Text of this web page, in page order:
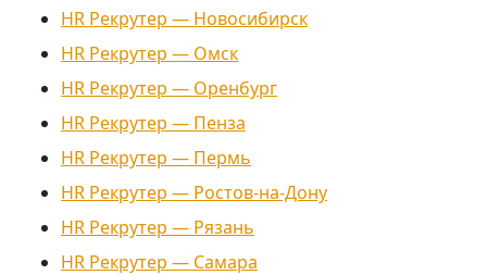
HR Рекрутер — Новосибирск
HR Рекрутер — Омск
HR Рекрутер — Оренбург
HR Рекрутер — Пенза
HR Рекрутер — Пермь
HR Рекрутер — Ростов-на-Дону
HR Рекрутер — Рязань
HR Рекрутер — Самара